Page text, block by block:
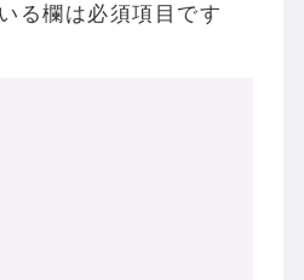
る欄は必須項目です